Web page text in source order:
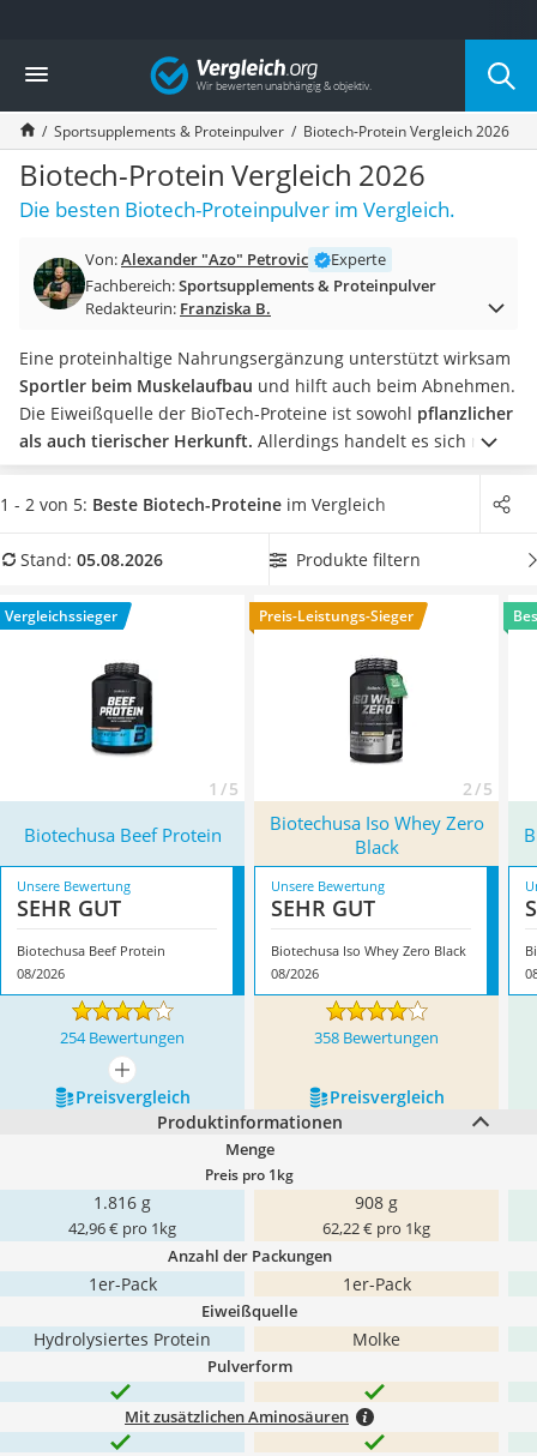
Die beliebtesten Vergleiche nach Kategorie
Drogerie
Inhalator
Haarschneider
Rollator
Braun Rasierer
Katzenklappe (Chip)
Masturbator
Massagepistole
Reisehaartrockner
Eiweißpulver
Magnesiumpräparat
Katzenklappe
Nackenmassagegerät
Zeckenschutz Katze
Philips-Sonicare-Zahnbürste
Mineralfutter Pferd
Massagegerät
Vergleich
Sportsupplements & Proteinpulver Biotech-Protein Vergleich 2026
Biotech-Protein Vergleich 2026
Die besten Biotech-Proteinpulver im Vergleich.
Von:Alexander "Azo" Petrovic
Experte
Fachbereich:Sportsupplements & Proteinpulver
Redakteurin: Franziska B.
Eine proteinhaltige Nahrungsergänzung unterstützt wirksam
Sportler beim Muskelaufbau und hilft auch beim Abnehmen.
Die Eiweißquelle der BioTech-Proteine ist sowohl pflanzlicher
als auch tierischer Herkunft. Allerdings handelt es sich nicht
umBio-Proteinpulver.Viele Menschen vertragen keine
Proteinpulver aus Molkeprodukten. Laut gängigen Tests im
Wählen Sie jetzt aus unserer Vergleichstabelle ein BioTech-
geeignet ist. Überzeugt hat uns hier im August 2026
besonders das Modell
Biotechusa Beef Protein* mit seinen
Eigenschaften.
1 - 2 von 5: Beste Biotech-Proteine im Vergleich
Stand: 05.08.2026 Produkte filtern
Vergleichssieger
1 / 5
Preis-Leistungs-Sieger
2 / 5
Biotechusa Beef Protein
Biotechusa Iso Whey Zero
Black
Unsere Bewertung
SEHR GUT
Biotechusa Beef Protein
08/2026
Unsere Bewertung
SEHR GUT
Biotechusa Iso Whey Zero Black
08/2026
254 Bewertungen 358 Bewertungen
mehr anzeigen
Preis­vergleich
Preis­vergleich
Produktinformationen
Menge
Preis pro 1kg
1.816 g
42,96 € pro 1kg
908 g
62,22 € pro 1kg
Anzahl der Packungen
1er-Pack 1er-Pack
Eiweißquelle
Hydrolysiertes Protein Molke
Pulverform
Mit zusätzlichen Aminosäuren